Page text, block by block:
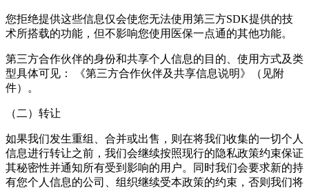
您拒绝提供这些信息仅会使您无法使用第三方SDK提供的技
术所搭载的功能，但不影响您使用医保一点通的其他功能。
第三方合作伙伴的身份和共享个人信息的目的、使用方式及类
型具体可见： 《第三方合作伙伴及共享信息说明》（见附
件）。
（二）转让
如果我们发生重组、合并或出售，则在将我们收集的一切个人
信息进行转让之前，我们会继续按照现行的隐私政策约束保证
其秘密性并通知所有受到影响的用户。同时我们会要求新的持
有您个人信息的公司、组织继续受本政策的约束，否则我们将